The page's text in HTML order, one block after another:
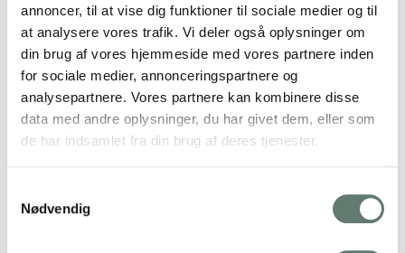
annoncer, til at vise dig funktioner til sociale medier og til
at analysere vores trafik. Vi deler også oplysninger om
din brug af vores hjemmeside med vores partnere inden
for sociale medier, annonceringspartnere og
analysepartnere. Vores partnere kan kombinere disse
data med andre oplysninger, du har givet dem, eller som
de har indsamlet fra din brug af deres tjenester.
Nødvendig
Sådan renser du dit drikkevand
Denne guide er senest opdateret marts 2026. I denne artikel
kan du læse, hvordan du…
Derfor anbefaler jeg ikke længere quinoa til små børn